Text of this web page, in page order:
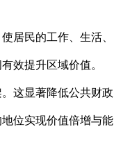
居民的工作、生活、
效提升区域价值。
这显著降低公共财政
位实现价值倍增与能